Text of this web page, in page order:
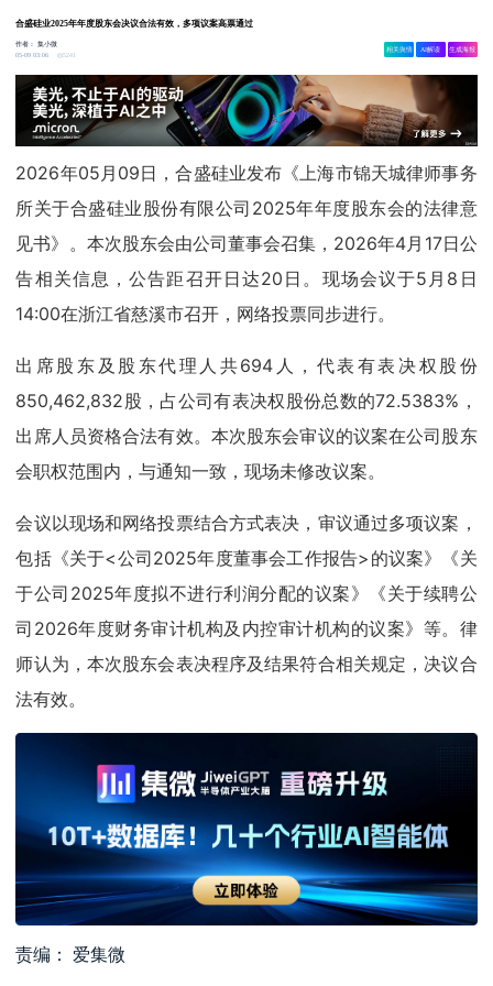
合盛硅业2025年年度股东会决议合法有效，多项议案高票通过
作者：集小微
05-09 03:06
5241
相关舆情 AI解读 生成海报
2026年05月09日，合盛硅业发布《上海市锦天城律师事务
所关于合盛硅业股份有限公司2025年年度股东会的法律意
见书》。本次股东会由公司董事会召集，2026年4月17日公
告相关信息，公告距召开日达20日。现场会议于5月8日
14:00在浙江省慈溪市召开，网络投票同步进行。
出席股东及股东代理人共694人，代表有表决权股份
850,462,832股，占公司有表决权股份总数的72.5383%，
出席人员资格合法有效。本次股东会审议的议案在公司股东
会职权范围内，与通知一致，现场未修改议案。
会议以现场和网络投票结合方式表决，审议通过多项议案，
包括《关于<公司2025年度董事会工作报告>的议案》《关
于公司2025年度拟不进行利润分配的议案》《关于续聘公
司2026年度财务审计机构及内控审计机构的议案》等。律
师认为，本次股东会表决程序及结果符合相关规定，决议合
法有效。
责编： 爱集微